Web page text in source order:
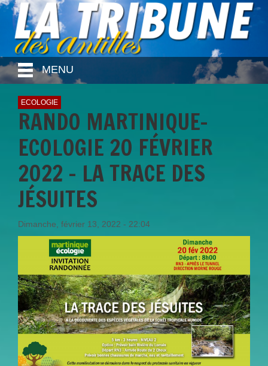
MENU
ECOLOGIE
RANDO MARTINIQUE-
ECOLOGIE 20 FÉVRIER
2022 - LA TRACE DES
JÉSUITES
Dimanche, février 13, 2022 - 22:04